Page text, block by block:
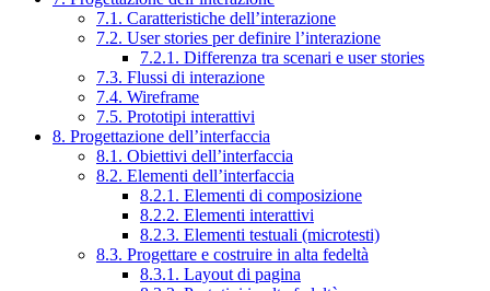
7.1. Caratteristiche dell’interazione
7.2. User stories per definire l’interazione
7.2.1. Differenza tra scenari e user stories
7.3. Flussi di interazione
7.4. Wireframe
7.5. Prototipi interattivi
8. Progettazione dell’interfaccia
8.1. Obiettivi dell’interfaccia
8.2. Elementi dell’interfaccia
8.2.1. Elementi di composizione
8.2.2. Elementi interattivi
8.2.3. Elementi testuali (microtesti)
8.3. Progettare e costruire in alta fedeltà
8.3.1. Layout di pagina